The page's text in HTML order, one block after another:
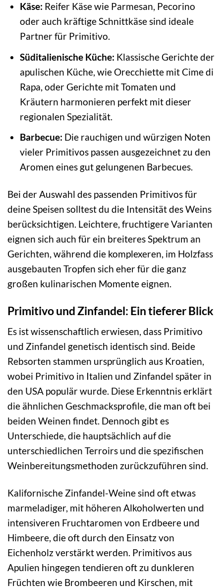
Käse: Reifer Käse wie Parmesan, Pecorino
oder auch kräftige Schnittkäse sind ideale
Partner für Primitivo.
Süditalienische Küche: Klassische Gerichte der
apulischen Küche, wie Orecchiette mit Cime di
Rapa, oder Gerichte mit Tomaten und
Kräutern harmonieren perfekt mit dieser
regionalen Spezialität.
Barbecue: Die rauchigen und würzigen Noten
vieler Primitivos passen ausgezeichnet zu den
Aromen eines gut gelungenen Barbecues.
Bei der Auswahl des passenden Primitivos für
deine Speisen solltest du die Intensität des Weins
berücksichtigen. Leichtere, fruchtigere Varianten
eignen sich auch für ein breiteres Spektrum an
Gerichten, während die komplexeren, im Holzfass
ausgebauten Tropfen sich eher für die ganz
großen kulinarischen Momente eignen.
Primitivo und Zinfandel: Ein tieferer Blick
Es ist wissenschaftlich erwiesen, dass Primitivo
und Zinfandel genetisch identisch sind. Beide
Rebsorten stammen ursprünglich aus Kroatien,
wobei Primitivo in Italien und Zinfandel später in
den USA populär wurde. Diese Erkenntnis erklärt
die ähnlichen Geschmacksprofile, die man oft bei
beiden Weinen findet. Dennoch gibt es
Unterschiede, die hauptsächlich auf die
unterschiedlichen Terroirs und die spezifischen
Weinbereitungsmethoden zurückzuführen sind.
Kalifornische Zinfandel-Weine sind oft etwas
marmeladiger, mit höheren Alkoholwerten und
intensiveren Fruchtaromen von Erdbeere und
Himbeere, die oft durch den Einsatz von
Eichenholz verstärkt werden. Primitivos aus
Apulien hingegen tendieren oft zu dunkleren
Früchten wie Brombeeren und Kirschen, mit